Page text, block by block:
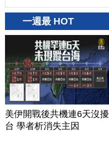
一週最 HOT
美伊開戰後共機連6天沒擾
台 學者析消失主因